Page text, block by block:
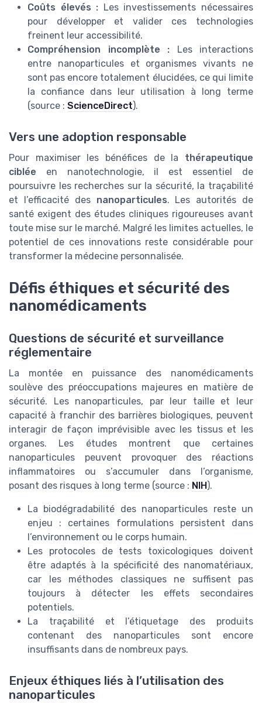
Coûts élevés : Les investissements nécessaires
pour développer et valider ces technologies
freinent leur accessibilité.
Compréhension incomplète : Les interactions
entre nanoparticules et organismes vivants ne
sont pas encore totalement élucidées, ce qui limite
la confiance dans leur utilisation à long terme
(source : ScienceDirect).
Vers une adoption responsable
Pour maximiser les bénéfices de la thérapeutique
ciblée en nanotechnologie, il est essentiel de
poursuivre les recherches sur la sécurité, la traçabilité
et l’efficacité des nanoparticules. Les autorités de
santé exigent des études cliniques rigoureuses avant
toute mise sur le marché. Malgré les limites actuelles, le
potentiel de ces innovations reste considérable pour
transformer la médecine personnalisée.
Défis éthiques et sécurité des
nanomédicaments
Questions de sécurité et surveillance
réglementaire
La montée en puissance des nanomédicaments
soulève des préoccupations majeures en matière de
sécurité. Les nanoparticules, par leur taille et leur
capacité à franchir des barrières biologiques, peuvent
interagir de façon imprévisible avec les tissus et les
organes. Les études montrent que certaines
nanoparticules peuvent provoquer des réactions
inflammatoires ou s’accumuler dans l’organisme,
posant des risques à long terme (source : NIH).
La biodégradabilité des nanoparticules reste un
enjeu : certaines formulations persistent dans
l’environnement ou le corps humain.
Les protocoles de tests toxicologiques doivent
être adaptés à la spécificité des nanomatériaux,
car les méthodes classiques ne suffisent pas
toujours à détecter les effets secondaires
potentiels.
La traçabilité et l’étiquetage des produits
contenant des nanoparticules sont encore
insuffisants dans de nombreux pays.
Enjeux éthiques liés à l’utilisation des
nanoparticules